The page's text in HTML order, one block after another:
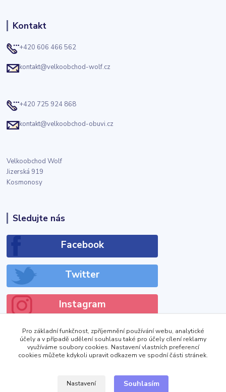
Kontakt
+420 606 466 562
kontakt@velkoobchod-wolf.cz
+420 725 924 868
kontakt@velkoobchod-obuvi.cz
Velkoobchod Wolf
Jizerská 919
Kosmonosy
Sledujte nás
Facebook
Twitter
Instagram
Zobrazit výdejní místa
Pro základní funkčnost, zpříjemnění používání webu, analytické
účely a v případě udělení souhlasu také pro účely cílení reklamy
využíváme soubory cookies. Nastavení vlastních preferencí
cookies můžete kdykoli upravit odkazem ve spodní části stránek.
Nastavení Souhlasím